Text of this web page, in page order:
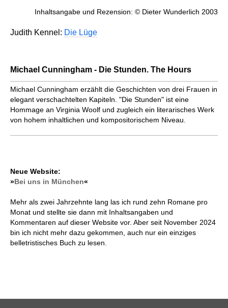
Inhaltsangabe und Rezension: © Dieter Wunderlich 2003
Judith Kennel: Die Lüge
Michael Cunningham - Die Stunden. The Hours
Michael Cunningham erzählt die Geschichten von drei Frauen in
elegant verschachtelten Kapiteln. "Die Stunden" ist eine
Hommage an Virginia Woolf und zugleich ein literarisches Werk
von hohem inhaltlichen und kompositorischem Niveau.
Neue Website:
»Bei uns in München«
Mehr als zwei Jahrzehnte lang las ich rund zehn Romane pro
Monat und stellte sie dann mit Inhaltsangaben und
Kommentaren auf dieser Website vor. Aber seit November 2024
bin ich nicht mehr dazu gekommen, auch nur ein einziges
belletristisches Buch zu lesen.